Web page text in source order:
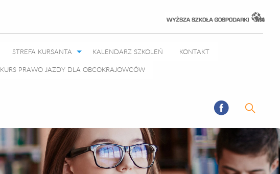
STREFA KURSANTA KALENDARZ SZKOLEŃ
KONTAKT
KURS PRAWO JAZDY DLA OBCOKRAJOWCÓW